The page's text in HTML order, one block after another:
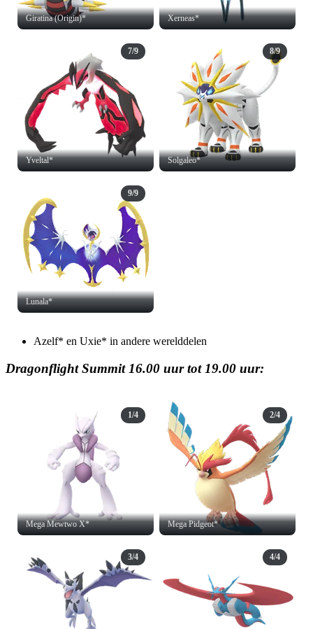
Giratina (Origin)* Xerneas*
Yveltal*
7/9
Solgaleo*
8/9
Lunala*
9/9
Azelf* en Uxie* in andere werelddelen
Dragonflight Summit 16.00 uur tot 19.00 uur:
Mega Mewtwo X*
1/4
Mega Pidgeot*
2/4
3/4 4/4